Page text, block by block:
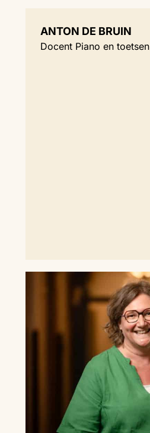
ANTON DE BRUIN
Docent Piano en toetsen